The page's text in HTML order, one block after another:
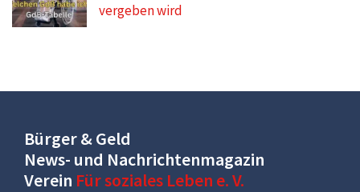
vergeben wird
Bürger & Geld
News- und Nachrichtenmagazin
Verein Für soziales Leben e. V.